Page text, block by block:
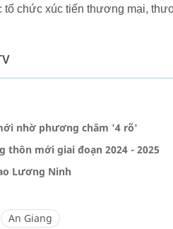
chức xúc tiến thương mại,
nhờ phương châm '4 rõ'
thôn mới giai đoạn 2024 - 2025
Lương Ninh
An Giang